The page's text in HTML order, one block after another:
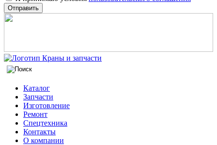
Отправить
Каталог
Запчасти
Изготовление
Ремонт
Спецтехника
Контакты
О компании